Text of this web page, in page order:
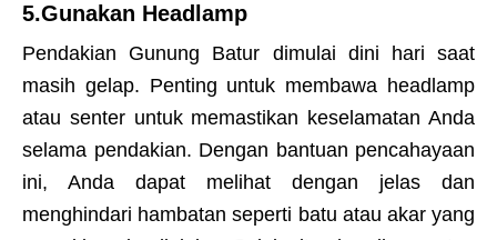
5.Gunakan Headlamp
Pendakian Gunung Batur dimulai dini hari saat
masih gelap. Penting untuk membawa headlamp
atau senter untuk memastikan keselamatan Anda
selama pendakian. Dengan bantuan pencahayaan
ini, Anda dapat melihat dengan jelas dan
menghindari hambatan seperti batu atau akar yang